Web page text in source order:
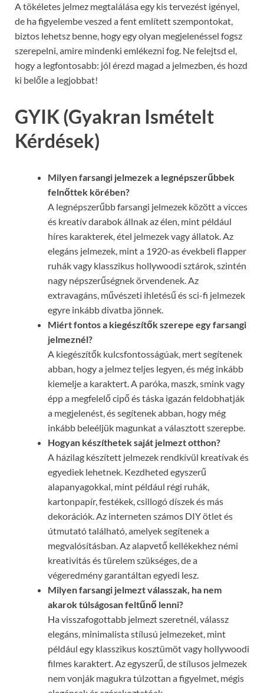
A tökéletes jelmez megtalálása egy kis tervezést igényel,
de ha figyelembe veszed a fent említett szempontokat,
biztos lehetsz benne, hogy egy olyan megjelenéssel fogsz
szerepelni, amire mindenki emlékezni fog. Ne felejtsd el,
hogy a legfontosabb: jól érezd magad a jelmezben, és hozd
ki belőle a legjobbat!
GYIK (Gyakran Ismételt
Kérdések)
Milyen farsangi jelmezek a legnépszerűbbek
felnőttek körében?
A legnépszerűbb farsangi jelmezek között a vicces
és kreatív darabok állnak az élen, mint például
híres karakterek, étel jelmezek vagy állatok. Az
elegáns jelmezek, mint a 1920-as évekbeli flapper
ruhák vagy klasszikus hollywoodi sztárok, szintén
nagy népszerűségnek örvendenek. Az
extravagáns, művészeti ihletésű és sci-fi jelmezek
egyre inkább divatba jönnek.
Miért fontos a kiegészítők szerepe egy farsangi
jelmeznél?
A kiegészítők kulcsfontosságúak, mert segítenek
abban, hogy a jelmez teljes legyen, és még inkább
kiemelje a karaktert. A paróka, maszk, smink vagy
épp a megfelelő cipő és táska igazán feldobhatják
a megjelenést, és segítenek abban, hogy még
inkább beleéljük magunkat a választott szerepbe.
Hogyan készíthetek saját jelmezt otthon?
A házilag készített jelmezek rendkívül kreatívak és
egyediek lehetnek. Kezdheted egyszerű
alapanyagokkal, mint például régi ruhák,
kartonpapír, festékek, csillogó díszek és más
dekorációk. Az interneten számos DIY ötlet és
útmutató található, amelyek segítenek a
megvalósításban. Az alapvető kellékekhez némi
kreativitás és türelem szükséges, de a
végeredmény garantáltan egyedi lesz.
Milyen farsangi jelmezt válasszak, ha nem
akarok túlságosan feltűnő lenni?
Ha visszafogottabb jelmezt szeretnél, válassz
elegáns, minimalista stílusú jelmezeket, mint
például egy klasszikus kosztümöt vagy hollywoodi
filmes karaktert. Az egyszerű, de stílusos jelmezek
nem vonják magukra túlzottan a figyelmet, mégis